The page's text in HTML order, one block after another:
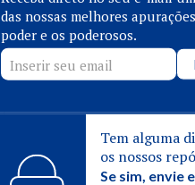
das nossas melhores
poder e os poderosos.
Tem alguma
os nossos
Se sim, envie